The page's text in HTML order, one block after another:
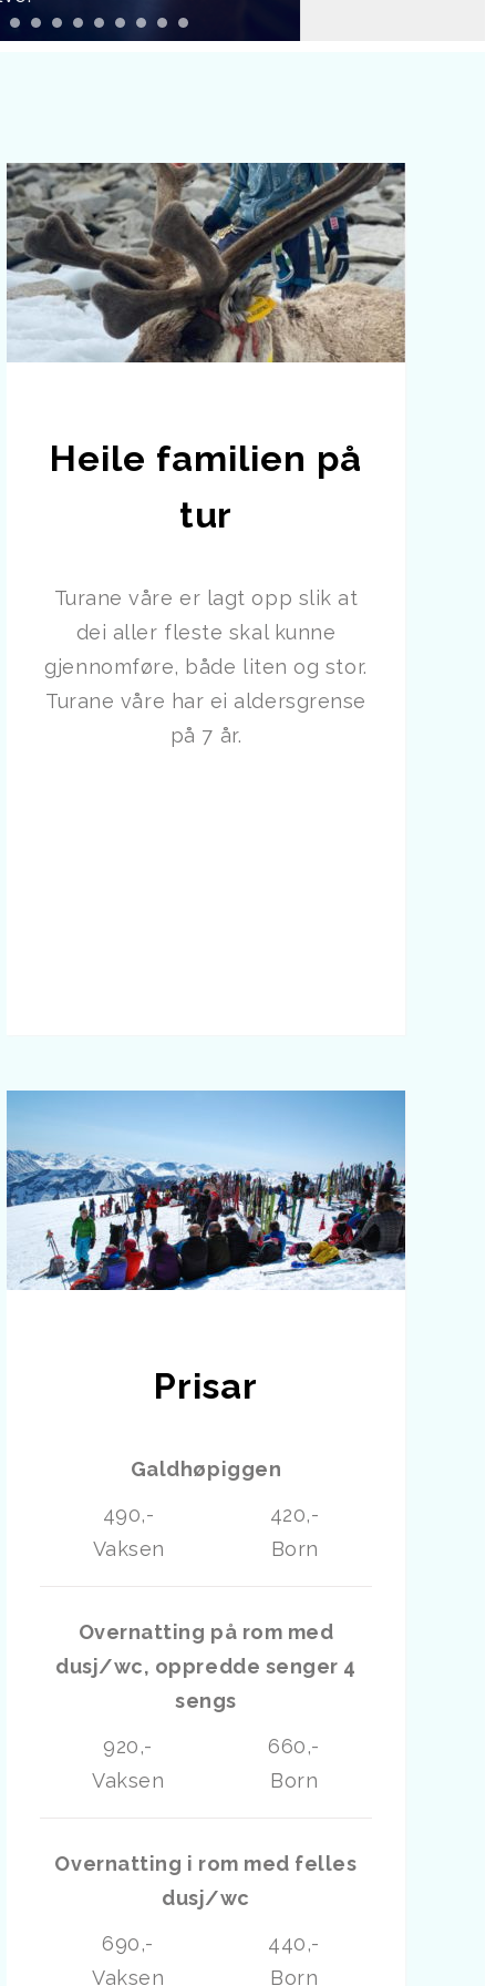
Heile familien på
tur
Turane våre er lagt opp slik at
dei aller fleste skal kunne
gjennomføre, både liten og stor.
Turane våre har ei aldersgrense
på 7 år.
Prisar
Galdhøpiggen
490,-
Vaksen
420,-
Born
Overnatting på rom med
dusj/wc, oppredde senger 4
sengs
920,-
Vaksen
660,-
Born
Overnatting i rom med felles
dusj/wc
690,-
Vaksen
440,-
Born